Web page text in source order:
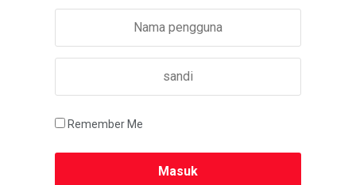
Remember Me